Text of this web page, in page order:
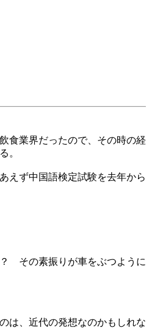
食業界だったので、その時の経
。
えず中国語検定試験を去年から
その素振りが車をぶつように
は、近代の発想なのかもしれな